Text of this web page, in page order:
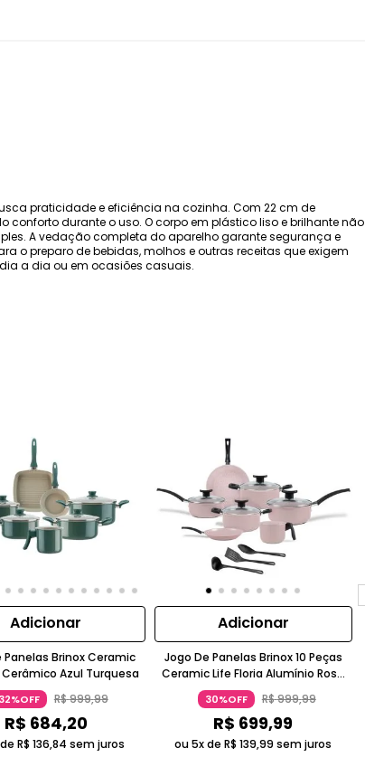
praticidade e eficiência na cozinha. Com 22 cm de
durante o uso. O corpo em plástico liso e brilhante não
A vedação completa do aparelho garante segurança e
o preparo de bebidas, molhos e outras receitas que exigem
a dia ou em ocasiões casuais.
Adicionar
Panelas Brinox Ceramic
Cerâmico Azul Turquesa
32%OFF R$999,99
R$ 684,20
R$ 136,84 sem juros
Adicionar
Jogo De Panelas Brinox 10 Peças
Ceramic Life Floria Alumínio Rosa
Claro
30%OFF R$999,99
R$ 699,99
ou 5x deR$ 139,99 sem juros